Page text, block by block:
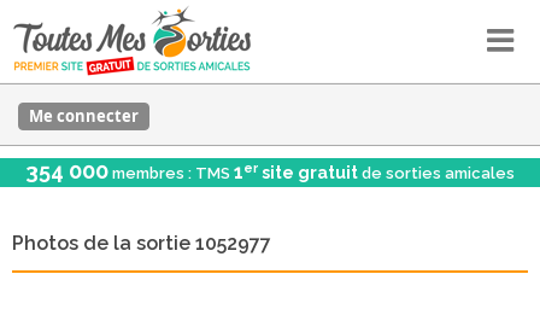
Me connecter
354 000 membres : TMS 1er site gratuit de sorties amicales
Photos de la sortie 1052977